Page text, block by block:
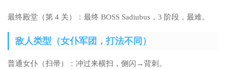
最终殿堂（第 4 关）：最终 BOSS Sadiubus，3 阶段，最难。
敌人类型（女仆军团，打法不同）
普通女仆（扫帚）：冲过来横扫，侧闪→背刺。